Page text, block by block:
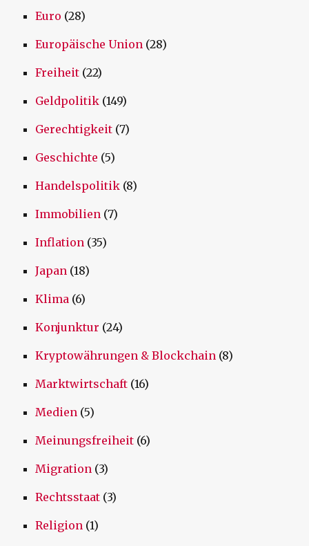
Euro (28)
Europäische Union (28)
Freiheit (22)
Geldpolitik (149)
Gerechtigkeit (7)
Geschichte (5)
Handelspolitik (8)
Immobilien (7)
Inflation (35)
Japan (18)
Klima (6)
Konjunktur (24)
Kryptowährungen & Blockchain (8)
Marktwirtschaft (16)
Medien (5)
Meinungsfreiheit (6)
Migration (3)
Rechtsstaat (3)
Religion (1)